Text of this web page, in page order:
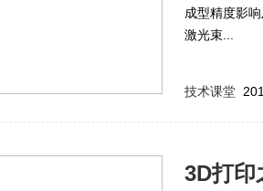
成型精度影
激光束...
技术课堂
3D打印